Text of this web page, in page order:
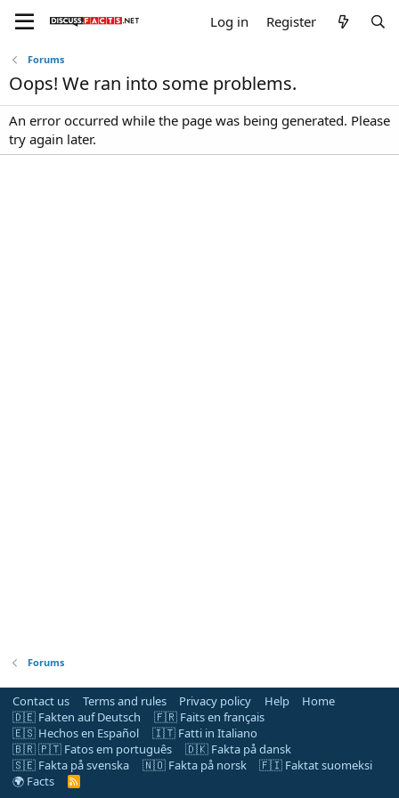
Log in Register
Forums
Oops! We ran into some problems.
An error occurred while the page was being generated. Please
try again later.
Forums
Contact us Terms and rules Privacy policy Help
Home
🇩🇪 Fakten auf Deutsch
🇫🇷 Faits en français
🇪🇸 Hechos en Español
🇮🇹 Fatti in Italiano
🇧🇷 🇵🇹 Fatos em português
🇩🇰 Fakta på dansk
🇸🇪 Fakta på svenska
🇳🇴 Fakta på norsk
🇫🇮 Faktat suomeksi
🌍 Facts
R